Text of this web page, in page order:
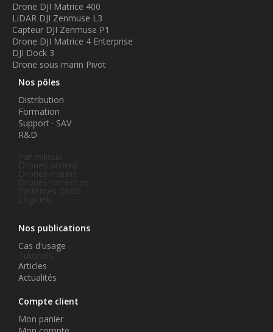
Drone DJI Matrice 400
LiDAR DJI Zenmuse L3
Capteur DJI Zenmuse P1
Drone DJI Matrice 4 Enterprise
DJI Dock 3
Drone sous marin Pivot
Nos pôles
Distribution
Formation
Support · SAV
R&D
Drones aériens
Drones marins
Drones terrestres
Systèmes GNSS
Logiciels
Nos publications
Cas d'usage
Tutoriels
Articles
Actualités
Compte client
Mon panier